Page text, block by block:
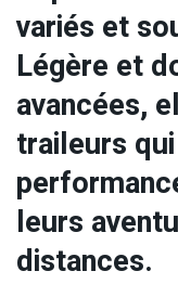
variés et
Légère et
avancées,
traileurs
leurs
distances.